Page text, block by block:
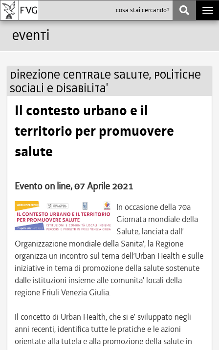
Eventi
Direzione centrale salute, politiche
sociali e disabilita'
Il contesto urbano e il
territorio per promuovere
salute
Evento on line, 07 Aprile 2021
In occasione della 70a
Giornata mondiale della
Salute, lanciata dall’
Organizzazione mondiale della Sanita', la Regione
organizza un incontro sul tema dell’Urban Health e sulle
iniziative in tema di promozione della salute sostenute
dalle istituzioni insieme alle comunita' locali della
regione Friuli Venezia Giulia.
Il concetto di Urban Health, che si e’ sviluppato negli
anni recenti, identifica tutte le pratiche e le azioni
orientate alla tutela e alla promozione della salute in